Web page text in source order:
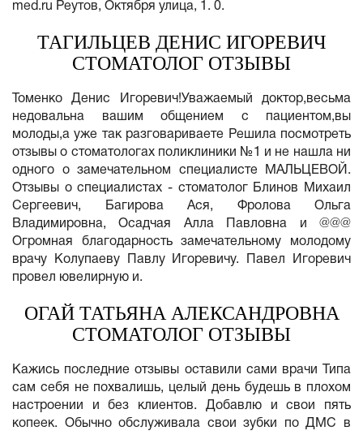
med.ru Реутов, Октября улица, 1. 0.
ТАГИЛЬЦЕВ ДЕНИС ИГОРЕВИЧ
СТОМАТОЛОГ ОТЗЫВЫ
Томенко Денис Игоревич!Уважаемый доктор,весьма
недовальна вашим общением с пациентом,вы
молоды,а уже так разговариваете Решила посмотреть
отзывы о стоматологах поликлиники №1 и не нашла ни
одного о замечательном специалисте МАЛЬЦЕВОЙ.
Отзывы о специалистах - стоматолог Блинов Михаил
Сергеевич, Багирова Ася, Фролова Ольга
Владимировна, Осадчая Алла Павловна и @@@
Огромная благодарность замечательному молодому
врачу Колупаеву Павлу Игоревичу. Павел Игоревич
провел ювелирную и.
ОГАЙ ТАТЬЯНА АЛЕКСАНДРОВНА
СТОМАТОЛОГ ОТЗЫВЫ
Кажись последние отзывы оставили сами врачи Типа
сам себя не похвалишь, целый день будешь в плохом
настроении и без клиентов. Добавлю и свои пять
копеек. Обычно обслуживала свои зубки по ДМС в